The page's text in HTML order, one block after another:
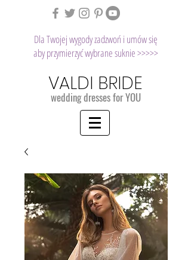
Dla Twojej wygody zadzwoń i umów się
aby przymierzyć wybrane suknie >>>>>
VALDI BRIDE
wedding dresses for YOU